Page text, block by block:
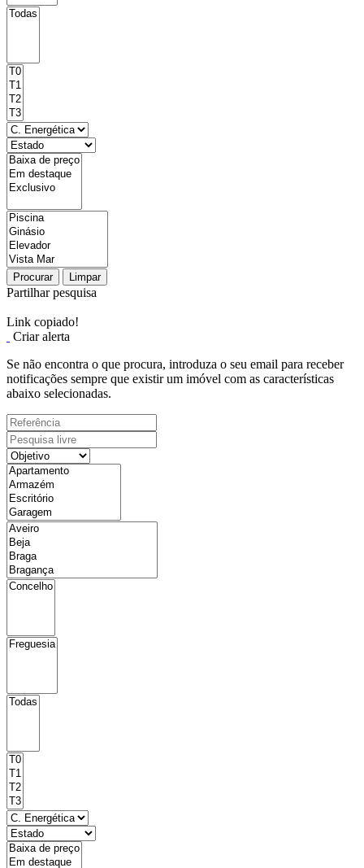
Procurar Limpar
Partilhar pesquisa
Link copiado!
Criar alerta
Se não encontra o que procura, introduza o seu email para receber
notificações sempre que existir um imóvel com as características
abaixo selecionadas.